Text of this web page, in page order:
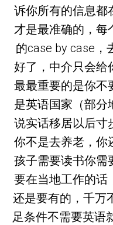
诉你所有的信息都
才是最准确的，每
的case by case，
好了，中介只会给
最最重要的是你不
是英语国家（部分
说实话移居以后寸
你不是去养老，你
孩子需要读书你需
要在当地工作的话
还是要有的，千万
足条件不需要英语